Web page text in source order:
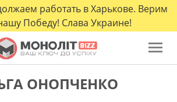
работать в Харькове. Верим
Победу! Слава Украине!
ОНОПЧЕНКО